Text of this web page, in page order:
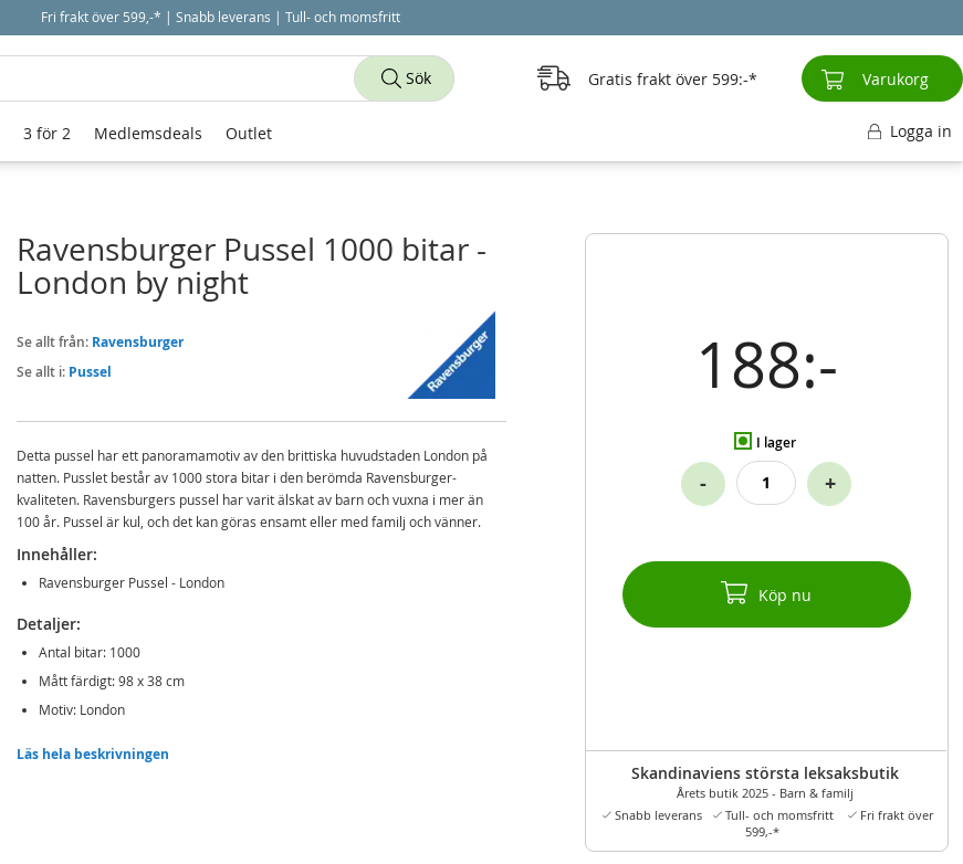
Fri frakt över 599,-* | Snabb leverans | Tull- och momsfritt
188:-
I lager
- +
Köp nu
Skandinaviens största leksaksbutik
Årets butik 2025 - Barn & familj
Snabb leverans
Tull- och momsfritt
Fri frakt över
599,-*
Ravensburger Pussel 1000 bitar -
London by night
Se allt från: Ravensburger
Se allt i: Pussel
Detta pussel har ett panoramamotiv av den brittiska huvudstaden London på
natten. Pusslet består av 1000 stora bitar i den berömda Ravensburger-
kvaliteten. Ravensburgers pussel har varit älskat av barn och vuxna i mer än
100 år. Pussel är kul, och det kan göras ensamt eller med familj och vänner.
Innehåller:
Ravensburger Pussel - London
Detaljer:
Antal bitar: 1000
Mått färdigt: 98 x 38 cm
Motiv: London
Mer
Modell
Läs hela beskrivningen
Sök Gratis frakt över 599:- Varukorg
3 för 2 Medlemsdeals Outlet Logga in